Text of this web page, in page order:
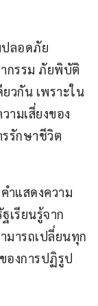
ปลอดภัย
กรรม ภัยพิบัติ
วกัน เพราะใน
ามเสี่ยงของ
รักษาชีวิต
ำแสดงความ
เรียนรู้จาก
มารถเปลี่ยนทุก
องการปฏิรูป